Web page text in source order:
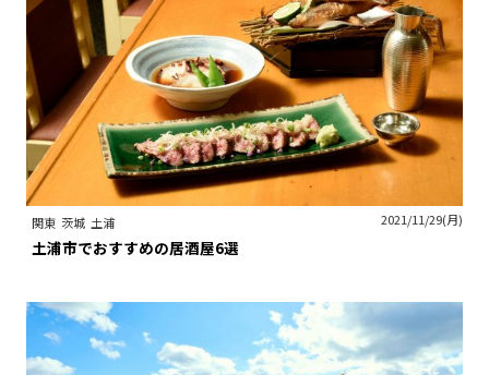
関東 茨城 土浦 2021/11/29(月)
土浦市でおすすめの居酒屋6選